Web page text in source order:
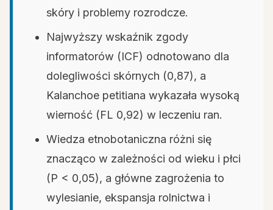
skóry i problemy rozrodcze.
Najwyższy wskaźnik zgody
informatorów (ICF) odnotowano dla
dolegliwości skórnych (0,87), a
Kalanchoe petitiana wykazała wysoką
wierność (FL 0,92) w leczeniu ran.
Wiedza etnobotaniczna różni się
znacząco w zależności od wieku i płci
(P < 0,05), a główne zagrożenia to
wylesianie, ekspansja rolnictwa i